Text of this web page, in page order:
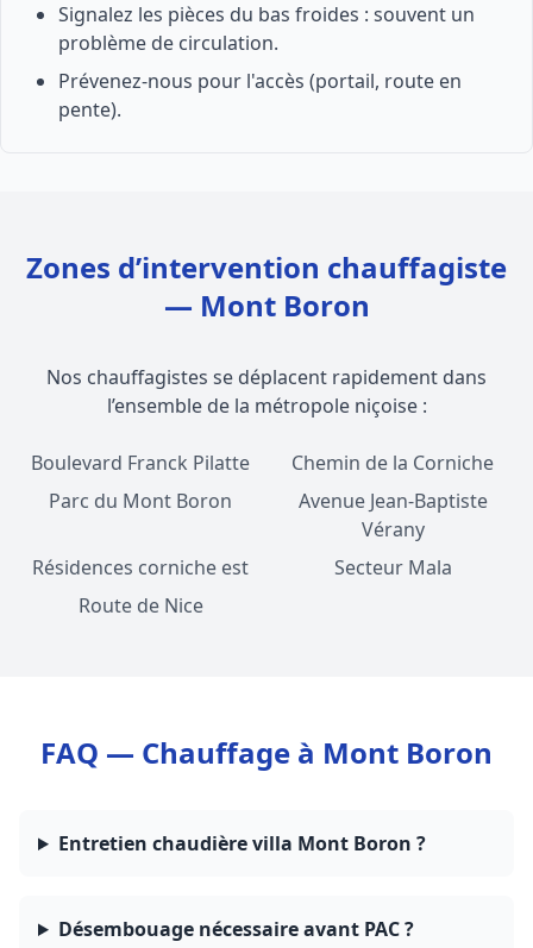
Signalez les pièces du bas froides : souvent un
problème de circulation.
Prévenez-nous pour l'accès (portail, route en
pente).
Zones d’intervention chauffagiste
— Mont Boron
Nos chauffagistes se déplacent rapidement dans
l’ensemble de la métropole niçoise :
Boulevard Franck Pilatte
Chemin de la Corniche
Parc du Mont Boron
Avenue Jean-Baptiste
Vérany
Résidences corniche est
Secteur Mala
Route de Nice
FAQ — Chauffage à Mont Boron
Entretien chaudière villa Mont Boron ?
Désembouage nécessaire avant PAC ?